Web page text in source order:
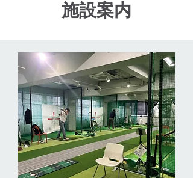
​施設案内